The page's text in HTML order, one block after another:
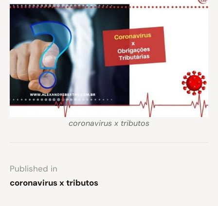
coronavirus x tributos
Published in
coronavirus x tributos